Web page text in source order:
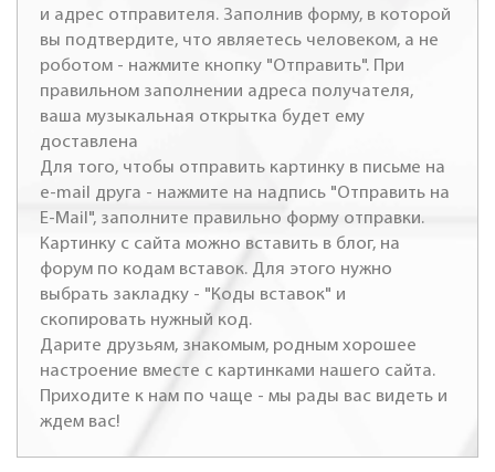
и адрес отправителя. Заполнив форму, в которой
вы подтвердите, что являетесь человеком, а не
роботом - нажмите кнопку "Отправить". При
правильном заполнении адреса получателя,
ваша музыкальная открытка будет ему
доставлена
Для того, чтобы отправить картинку в письме на
e-mail друга - нажмите на надпись "Отправить на
E-Mail", заполните правильно форму отправки.
Картинку с сайта можно вставить в блог, на
форум по кодам вставок. Для этого нужно
выбрать закладку - "Коды вставок" и
скопировать нужный код.
Дарите друзьям, знакомым, родным хорошее
настроение вместе с картинками нашего сайта.
Приходите к нам по чаще - мы рады вас видеть и
ждем вас!